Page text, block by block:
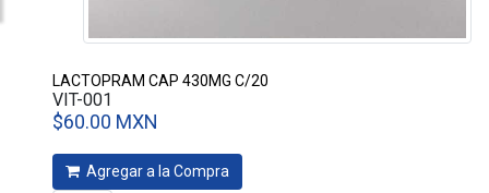
LACTOPRAM CAP 430MG C/20
VIT-001
$60.00 MXN
Agregar a la Compra